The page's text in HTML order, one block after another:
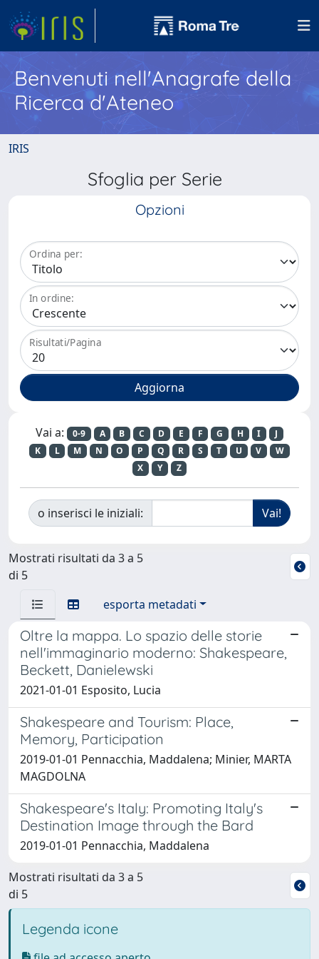
Benvenuti nell'Anagrafe della
Ricerca d'Ateneo
IRIS
Sfoglia per Serie
Opzioni
Ordina per:
In ordine:
Risultati/Pagina
Vai a: 0-9 A B C D E F G H I
J
K
L M N O P Q R S T U V
W
X
Y Z
o inserisci le iniziali:
Mostrati risultati da 3 a 5
di 5
esporta metadati
Oltre la mappa. Lo spazio delle storie
nell'immaginario moderno: Shakespeare,
Beckett, Danielewski
2021-01-01 Esposito, Lucia
Shakespeare and Tourism: Place,
Memory, Participation
2019-01-01 Pennacchia, Maddalena; Minier, MARTA
MAGDOLNA
Shakespeare's Italy: Promoting Italy's
Destination Image through the Bard
2019-01-01 Pennacchia, Maddalena
Mostrati risultati da 3 a 5
di 5
Legenda icone